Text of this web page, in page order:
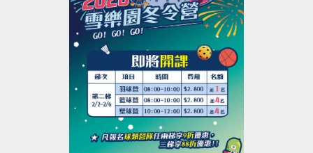
【加碼優惠】
凡報名球類營隊任兩梯享9折優惠，三梯享88折優惠!!
【報名資訊】開課前皆可報名，把握最後機會！
-洽詢專線：03-2639066 #115、116
-官網 :
https://www.lzsports.com.tw/zh_TW/news/pageID/1/